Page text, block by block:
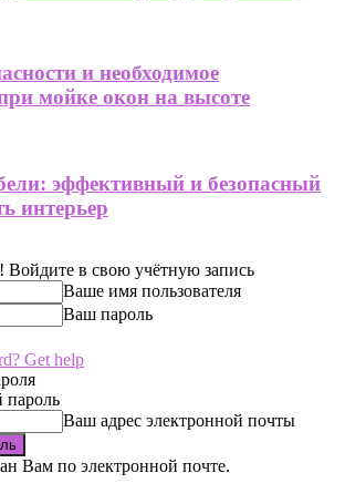
и необходимое
мойке окон на высоте
эффективный и безопасный
интерьер
Войдите в свою учётную запись
Ваше имя пользователя
Ваш пароль
Get help
пароль
Ваш адрес электронной почты
Вам по электронной почте.